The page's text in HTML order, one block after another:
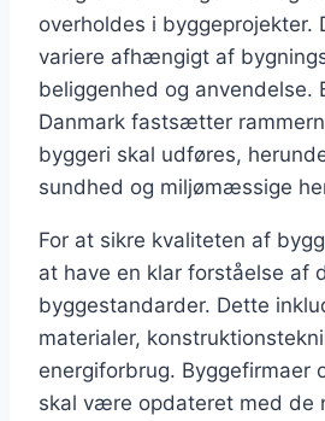
overholdes i byggeprojekter.
variere afhængigt af
beliggenhed og anvendelse.
Danmark fastsætter
byggeri skal udføres,
sundhed og miljømæssige
For at sikre kvaliteten af
at have en klar forståelse af
byggestandarder. Dette
materialer,
energiforbrug. Byggefirmaer
skal være opdateret med de